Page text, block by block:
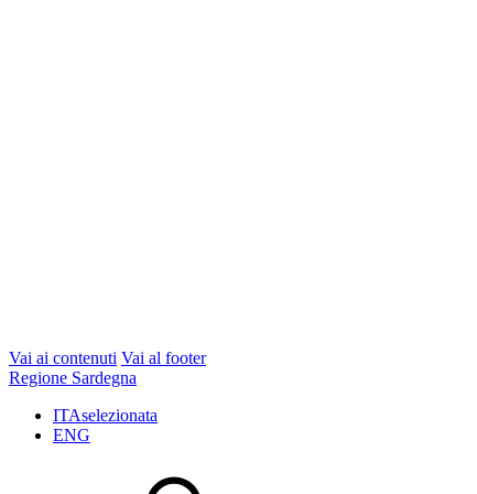
Vai ai contenuti Vai al footer
Regione Sardegna
ITAselezionata
ENG